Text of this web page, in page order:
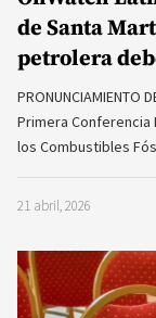
de Santa
petrolera
PRONUNCIAMIENTO
Primera Conferencia
los Combustibles
21 abril, 2026